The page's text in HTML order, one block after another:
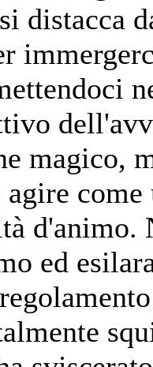
distacca
magico,
agire
d'animo.
ed